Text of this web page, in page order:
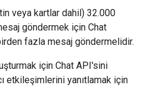
veya kartlar dahil) 32.000
göndermek için Chat
fazla mesaj göndermelidir.
için Chat API'sini
etkileşimlerini yanıtlamak için